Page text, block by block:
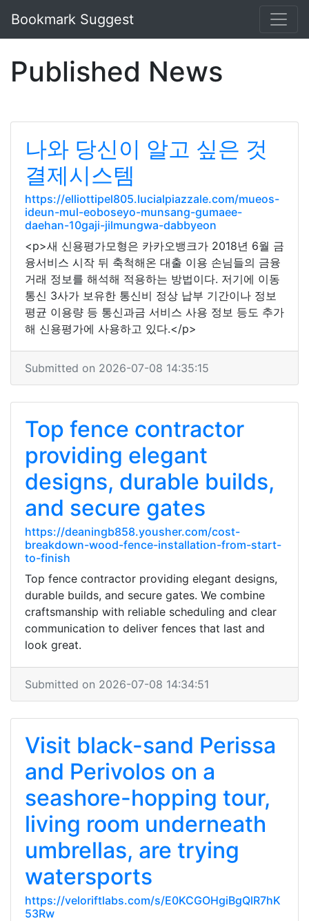
Bookmark Suggest
Published News
나와 당신이 알고 싶은 것
결제시스템
https://elliottipel805.lucialpiazzale.com/mueos-
ideun-mul-eoboseyo-munsang-gumaee-
daehan-10gaji-jilmungwa-dabbyeon
<p>새 신용평가모형은 카카오뱅크가 2018년 6월 금
융서비스 시작 뒤 축척해온 대출 이용 손님들의 금융
거래 정보를 해석해 적용하는 방법이다. 저기에 이동
통신 3사가 보유한 통신비 정상 납부 기간이나 정보
평균 이용량 등 통신과금 서비스 사용 정보 등도 추가
해 신용평가에 사용하고 있다.</p>
Submitted on 2026-07-08 14:35:15
Top fence contractor
providing elegant
designs, durable builds,
and secure gates
https://deaningb858.yousher.com/cost-
breakdown-wood-fence-installation-from-start-
to-finish
Top fence contractor providing elegant designs,
durable builds, and secure gates. We combine
craftsmanship with reliable scheduling and clear
communication to deliver fences that last and
look great.
Submitted on 2026-07-08 14:34:51
Visit black-sand Perissa
and Perivolos on a
seashore-hopping tour,
living room underneath
umbrellas, are trying
watersports
https://veloriftlabs.com/s/E0KCGOHgiBgQlR7hK
53Rw